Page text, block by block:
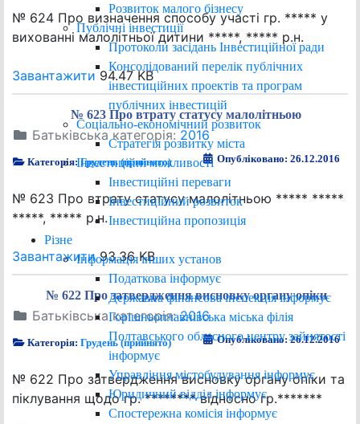
Розвиток малого бізнесу
Публічні інвестиції
Протоколи засідань Інвестиційної ради
Консолідований перелік публічних
інвестиційних проектів та програм
публічних інвестицій
Соціально-економічний розвиток
Стратегія розвитку міста
Інвестиційні можливості
Інвестиційні переваги
Інвестиційний розвиток
Інвестиційна пропозиція
Різне
Інформація інших установ
Податкова інформує
Державна фінансова інспекція інформує
Горішньоплавнівська міська філія
Полтавського обласного центру зайнятості
інформує
Управління містобудування інформує
Юридичний відділ інформує
Спостережна комісія інформує
№ 624 Про визначення способу участі гр. ***** у
вихованні малолітньої дитини *****, ***** р.н.
Завантажити 94.47 KB
№ 623 Про втрату статусу малолітньою
Батьківська категорія: 2016
Категорія:Грудень (прийнято) Опубліковано: 26.12.2016
№ 623 Про втрату статусу малолітньою ***** *****
*****, ***** р.н.
Завантажити93.36 KB
№ 622 Про затвердження висновку органу опіки
Батьківська категорія:2016
Категорія:Грудень (прийнято) Опубліковано: 26.12.2016
№ 622 Про затвердження висновку органу опіки та
піклування щодо гр. ******** відносно гр.*******